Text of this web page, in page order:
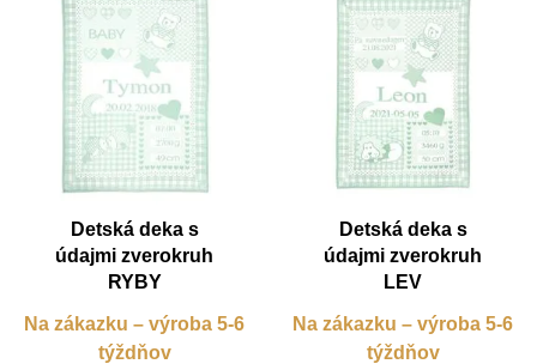
Detská deka s
údajmi zverokruh
RYBY
Na zákazku – výroba 5-6
týždňov
Detská deka s
údajmi zverokruh
LEV
Na zákazku – výroba 5-6
týždňov